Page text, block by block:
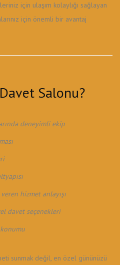
için ulaşım kolaylığı sağlayan
için önemli bir avantaj
Salonu?
deneyimli ekip
hizmet anlayışı
davet seçenekleri
sunmak değil, en özel gününüzü